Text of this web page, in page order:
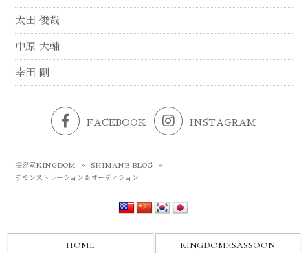
太田 俊哉
中原 大輔
幸田 剛
FACEBOOK INSTAGRAM
美容室KINGDOM » SHIMANE BLOG
»
デモンストレーション＆オーディション
HOME KINGDOMXSASSOON